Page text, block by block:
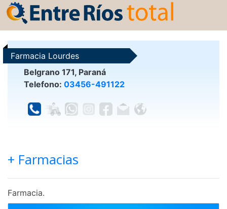
Farmacia Lourdes
Belgrano 171, Paraná
Telefono: 03456-491122
+ Farmacias
Farmacia.